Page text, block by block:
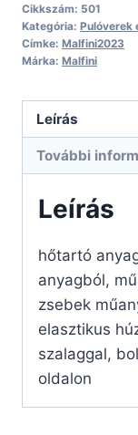
Cikkszám: 501
Kategória: Pulóverek
Címke: Malfini2023
Márka: Malfini
Leírás
További
Leírás
hőtartó
anyagból,
zsebek
elasztikus
szalaggal,
oldalon